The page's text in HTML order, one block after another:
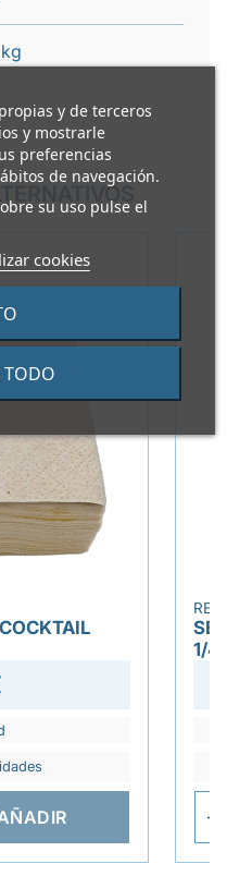
y de terceros
y mostrarle
preferencias
de navegación.
su uso pulse el
cookies
TODO
kg
1/4